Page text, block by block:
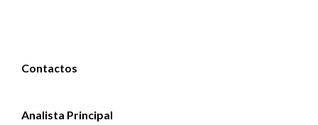
Contactos
Analista Principal